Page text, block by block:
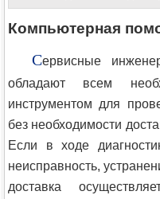
Компьютерная
Сервисные
обладают всем
инструментом для
без необходимости
Если в ходе
неисправность,
доставка